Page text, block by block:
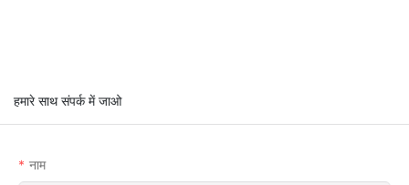
हमारे साथ संपर्क में जाओ
नाम